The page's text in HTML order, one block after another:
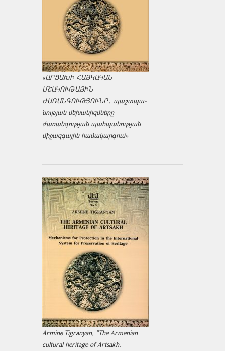
«ԱՐՑԱԽԻ ՀԱՅԿԱԿԱՆ
ՄՇԱԿՈՒԹԱՅԻՆ
ԺԱՌԱՆԳՈՒԹՅՈՒՆԸ․ պաշտպա­
նության մեխանիզմները
ժառանգության պահպանության
միջազ­գային համակարգում»
Armine Tigranyan, "The Armenian
cultural heritage of Artsakh.